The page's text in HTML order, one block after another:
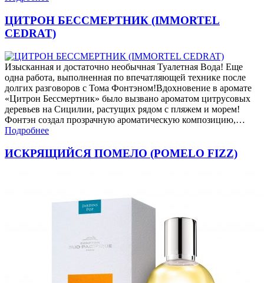
ЦИТРОН БЕССМЕРТНИК (IMMORTEL
CEDRAT)
Изысканная и достаточно необычная Туалетная Вода! Еще
одна работа, выполненная по впечатляющей технике после
долгих разговоров с Тома Фонтэном!Вдохновение в аромате
«Цитрон Бессмертник» было вызвано ароматом цитрусовых
деревьев на Сицилии, растущих рядом с пляжем и морем!
Фонтэн создал прозрачную ароматическую композицию,…
Подробнее
ИСКРЯЩИЙСЯ ПОМЕЛО (POMELO FIZZ)